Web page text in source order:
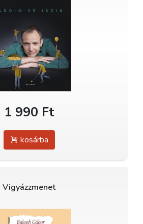
1 990 Ft
kosárba
Vigyázzmenet